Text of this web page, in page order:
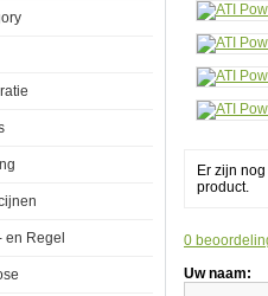
en Regel
ATI
Armatuur
6x80watt
Een
favoriet
onder
top-
the-
Er zijn
product.
0
Uw naam: